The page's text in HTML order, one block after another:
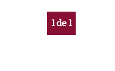
1de1